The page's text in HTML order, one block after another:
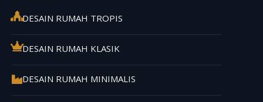
DESAIN RUMAH TROPIS
DESAIN RUMAH KLASIK
DESAIN RUMAH MINIMALIS